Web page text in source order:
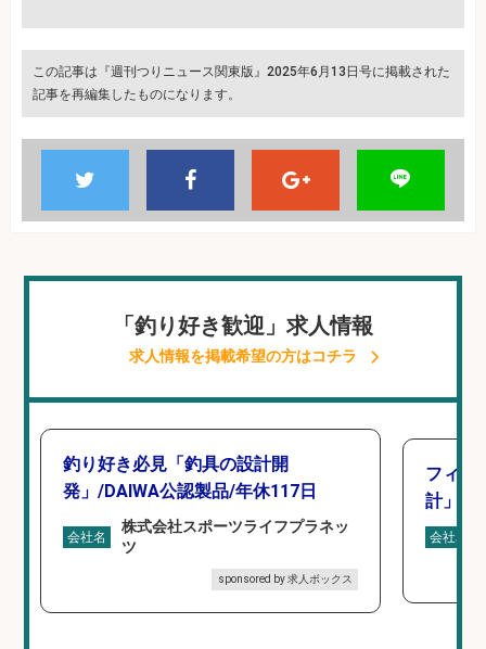
この記事は『週刊つりニュース関東版』2025年6月13日号に掲載された
記事を再編集したものになります。
「釣り好き歓迎」求人情報
求人情報を掲載希望の方はコチラ
釣り好き必見「釣具の設計開
発」/DAIWA公認製品/年休117日
会社名
株式会社スポーツライフプラネッ
ツ
sponsored by 求人ボックス
フィッ
計」
会社名